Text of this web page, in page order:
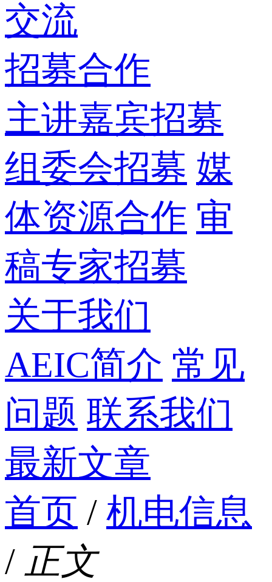
交流
招募合作
主讲嘉宾招募
组委会招募 媒
体资源合作 审
稿专家招募
关于我们
AEIC简介 常见
问题 联系我们
最新文章
首页 / 机电信息
/ 正文